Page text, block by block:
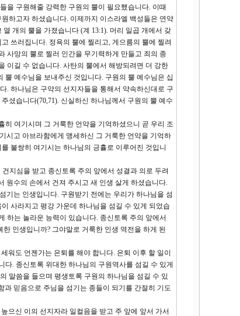
을 구원해줄 강력한 구원의 뿔이 필요했습니다. 이때
하고자 하셨습니다. 이제까지 이스라엘 백성들은 연약
개의 뿔을 가졌습니다 (계 13:1). 머리 일곱 개에서 갖
쓰러집니다. 정욕의 뿔에 찔리고, 게으름의 뿔에 찔려
사망의 뿔로 찔러 인간을 무기력하게 만들고 죄의 종
이길 수 없습니다. 사탄의 뿔에서 해방되려면 더 강한
예수님을 보내주신 것입니다. 구원의 뿔 예수님은 십
. 하나님은 구약의 선지자들을 통해서 약속하신대로 구
셨습니다(70,71). 신실하신 하나님께서 구원의 뿔 예수
히 여기시며 그 거룩한 언약을 기억하셨으니 곧 우리 조
시고 아브라함에게 맹세하신 그 거룩한 언약을 기억하
불쌍히 여기시는 하나님의 긍휼로 이루어진 것입니
지심을 받고 종신토록 주의 앞에서 성결과 의로 두려
원수의 손에서 건져 주시고 새 인생 살게 하셨습니다.
기는 인생입니다. 구원받기 전에는 우리가 하나님을 섬
사라지고 평강 가운데 하나님을 섬길 수 있게 되었습
하는 놀라운 능력이 있습니다. 종신토록 주의 앞에서
인생입니까? 그야말로 거룩한 인생 역전을 하게 된
워도 언젠가는 은퇴를 해야 합니다. 은퇴 이후 할 일이
. 종신토록 위대한 하나님의 구원역사를 섬길 수 있게
말씀을 들으며 평생토록 구원의 하나님을 섬길 수 있
믿음으로 주님을 섬기는 종들이 되기를 간절히 기도
으신 이의 선지자라 일컬음을 받고 주 앞에 앞서 가서